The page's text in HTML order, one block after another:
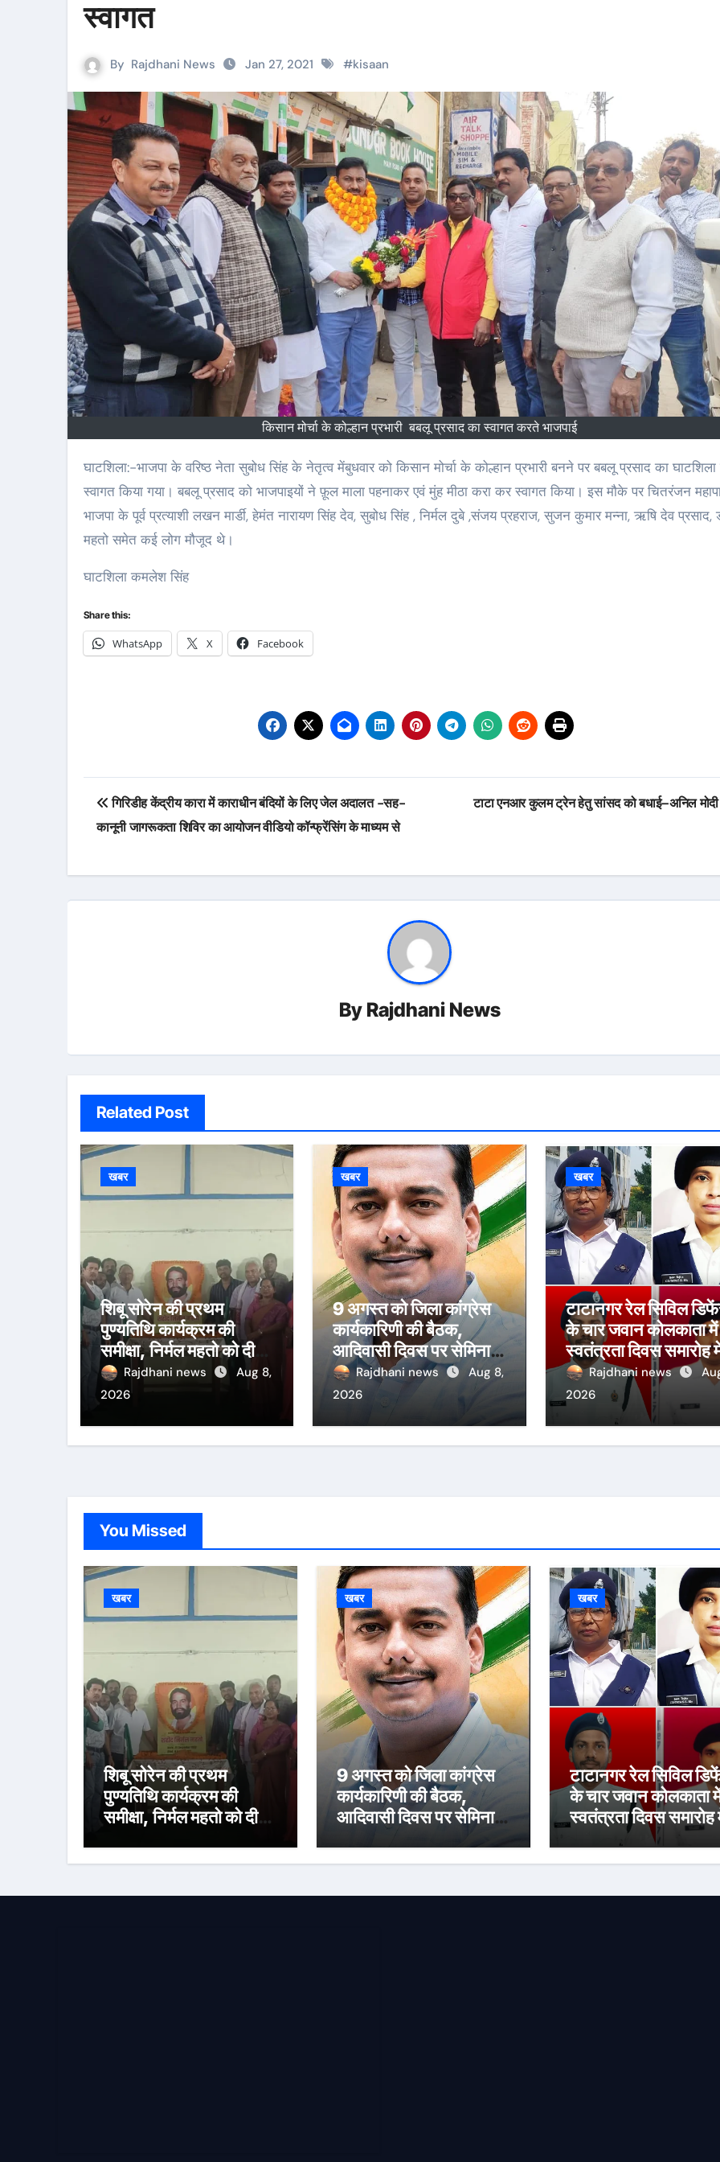
स्वागत
By Rajdhani News Jan 27, 2021 #kisaan
किसान मोर्चा के कोल्हान प्रभारी बबलू प्रसाद का स्वागत करते भाजपाई
घाटशिला:-भाजपा के वरिष्ठ नेता सुबोध सिंह के नेतृत्व मेंबुधवार को किसान मोर्चा के कोल्हान प्रभारी बनने पर बबलू प्रसाद का घाटशिला में भव्य
स्वागत किया गया। बबलू प्रसाद को भाजपाइयों ने फ़ूल माला पहनाकर एवं मुंह मीठा करा कर स्वागत किया। इस मौके पर चितरंजन
भाजपा के पूर्व प्रत्याशी लखन मार्डी, हेमंत नारायण सिंह देव, सुबोध सिंह , निर्मल दुबे ,संजय प्रहराज, सुजन कुमार मन्ना, ऋषि देव प्रसाद,
महतो समेत कई लोग मौजूद थे।
घाटशिला कमलेश सिंह
Share this:
WhatsApp X Facebook
Post
navigation
गिरिडीह केंद्रीय कारा में काराधीन बंदियों के लिए जेल अदालत -सह-
कानूनी जागरूकता शिविर का आयोजन वीडियो कॉन्फ्रेंसिंग के माध्यम से
टाटा एनआर कुलम ट्रेन हेतु सांसद को बधाई–अनिल
By Rajdhani News
Related Post
खबर
शिबू सोरेन की प्रथम
पुण्यतिथि कार्यक्रम की
समीक्षा, निर्मल महतो को दी
श्रद्धांजलि
Rajdhani news
Aug 8,
2026
खबर
9 अगस्त को जिला कांग्रेस
कार्यकारिणी की बैठक,
आदिवासी दिवस पर सेमिनार
का आयोजन
Rajdhani news
Aug 8,
2026
खबर
टाटानगर रेल सिविल
के चार जवान कोलकाता में
स्वतंत्रता दिवस समारोह
लेंगे हिस्सा
Rajdhani news
2026
You Missed
खबर
शिबू सोरेन की प्रथम
पुण्यतिथि कार्यक्रम की
समीक्षा, निर्मल महतो को दी
खबर
9 अगस्त को जिला कांग्रेस
कार्यकारिणी की बैठक,
आदिवासी दिवस पर सेमिनार
खबर
टाटानगर रेल सिविल
के चार जवान कोलकाता
स्वतंत्रता दिवस समारोह
लेंगे हिस्सा